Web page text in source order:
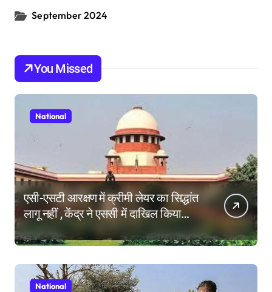
September 2024
You Missed
National
एसी-एसटी आरक्षण में क्रीमी लेयर का सिद्धांत
लागू नहीं , केंद्र ने एससी में दाखिल किया
हलफनामा; याचिकाएं खारिज करने की मांग
National